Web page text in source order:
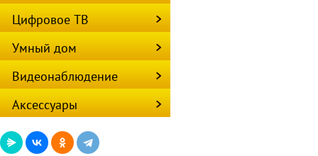
Цифровое ТВ
Умный дом
Видеонаблюдение
Аксессуары